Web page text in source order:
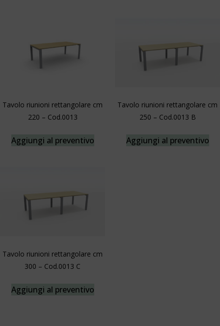
Tavolo riunioni rettangolare cm
220 – Cod.0013
Aggiungi al preventivo
Tavolo riunioni rettangolare cm
250 – Cod.0013 B
Aggiungi al preventivo
Tavolo riunioni rettangolare cm
300 – Cod.0013 C
Aggiungi al preventivo